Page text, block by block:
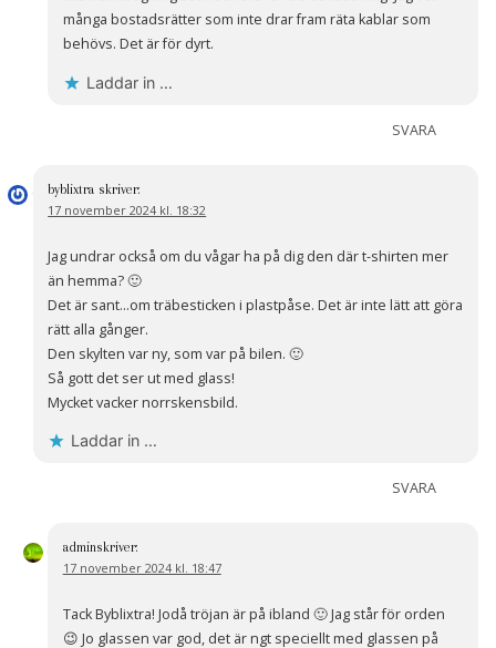
många bostadsrätter som inte drar fram räta kablar som
behövs. Det är för dyrt.
Laddar in …
SVARA
byblixtra skriver:
17 november 2024 kl. 18:32
Jag undrar också om du vågar ha på dig den där t-shirten mer
än hemma? 🙂
Det är sant…om träbesticken i plastpåse. Det är inte lätt att göra
rätt alla gånger.
Den skylten var ny, som var på bilen. 🙂
Så gott det ser ut med glass!
Mycket vacker norrskensbild.
Laddar in …
SVARA
adminskriver:
17 november 2024 kl. 18:47
Tack Byblixtra! Jodå tröjan är på ibland 🙂 Jag står för orden
😉 Jo glassen var god, det är ngt speciellt med glassen på